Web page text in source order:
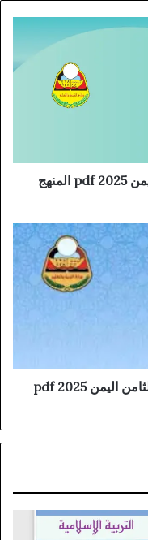
كتاب الاجتماعيات الصف الثالث اليمن 2025 pdf المنهج
تحميل كتاب القران الكريم للصف الثامن اليمن 2025 pdf